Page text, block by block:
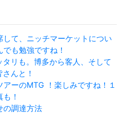
して、ニッチマーケットについ
も勉強ですね！
リも。博多から客人、そして
んと！
ーのMTG ！楽しみですね！１
！
の調達方法